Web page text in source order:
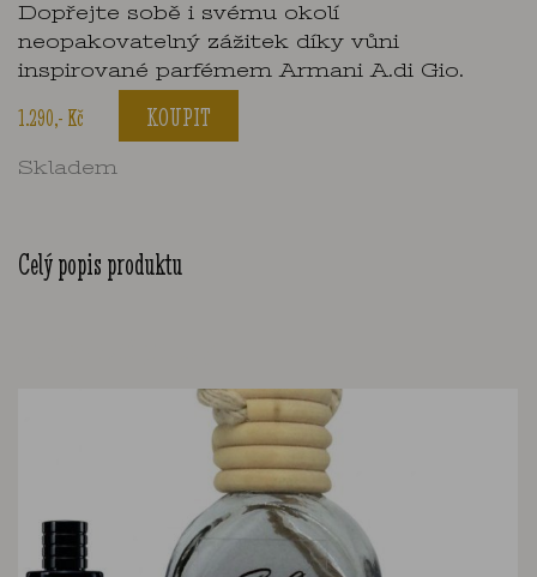
Dopřejte sobě i svému okolí
neopakovatelný zážitek díky vůni
inspirované parfémem Armani A.di Gio.
1.290,- Kč KOUPIT
Skladem
Celý popis produktu